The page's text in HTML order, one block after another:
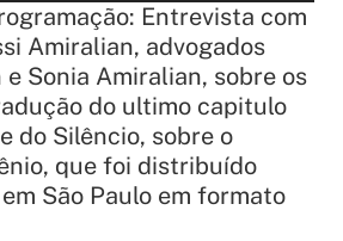
Entrevista com
Amiralian, advogados
Sonia Amiralian, sobre os
do ultimo capitulo
do Silêncio, sobre o
que foi distribuído
São Paulo em formato